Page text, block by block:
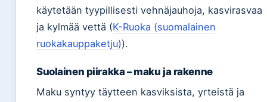
käytetään tyypillisesti vehnäjauhoja, kasvirasvaa
ja kylmää vettä (K-Ruoka (suomalainen
ruokakauppaketju)).
Suolainen piirakka – maku ja rakenne
Maku syntyy täytteen kasviksista, yrteistä ja